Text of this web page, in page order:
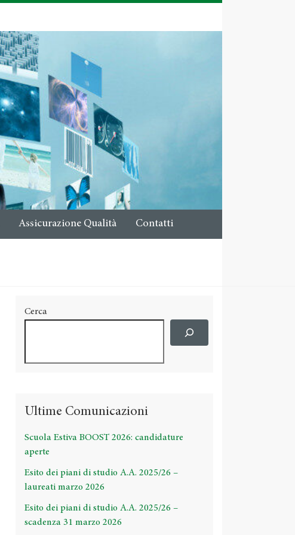
Assicurazione Qualità Contatti
Cerca
Ultime Comunicazioni
Scuola Estiva BOOST 2026: candidature
aperte
Esito dei piani di studio A.A. 2025/26 –
laureati marzo 2026
Esito dei piani di studio A.A. 2025/26 –
scadenza 31 marzo 2026